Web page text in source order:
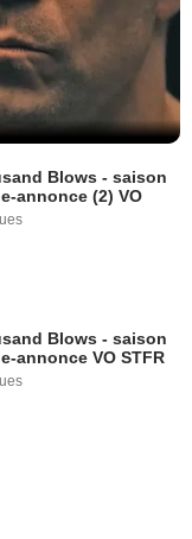
Blows - saison
annonce (2) VO
Blows - saison
annonce VO STFR